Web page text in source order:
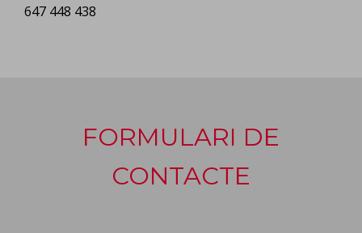
647 448 438
FORMULARI DE
CONTACTE